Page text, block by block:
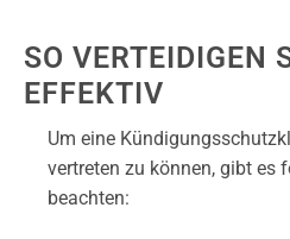
SO VERTEIDIGEN
EFFEKTIV
Um eine
vertreten zu können, gibt es
beachten: